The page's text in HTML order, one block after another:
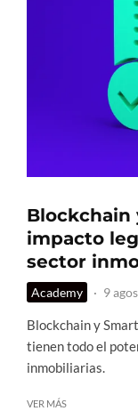
Blockchain
impacto
sector
Academy · 9
Blockchain y
tienen todo el
inmobiliarias.
VER MÁS